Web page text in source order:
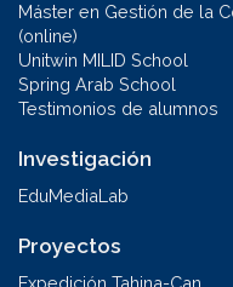
Máster en Gestión de la
(online)
Unitwin MILID School
Spring Arab School
Testimonios de alumnos
Investigación
EduMediaLab
Proyectos
Expedición Tahina-Can